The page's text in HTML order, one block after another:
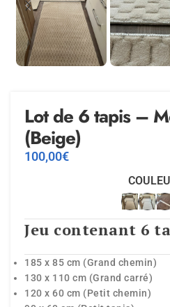
Lot de 6 tapis –
(Beige)
100,00€
Jeu contenant 6
185 x 85 cm (Grand chemin)
130 x 110 cm (Grand carré)
120 x 60 cm (Petit chemin)